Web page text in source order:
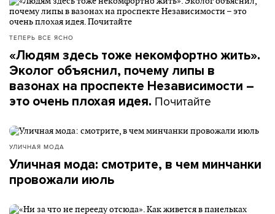
ТЕПЕРЬ ВСЕ ЯСНО
«Людям здесь тоже некомфортно жить».
Эколог объяснил, почему липы в
вазонах на проспекте Независимости –
это очень плохая идея. Почитайте
УЛИЧНАЯ МОДА
Уличная мода: смотрите, в чем минчанки
провожали июль